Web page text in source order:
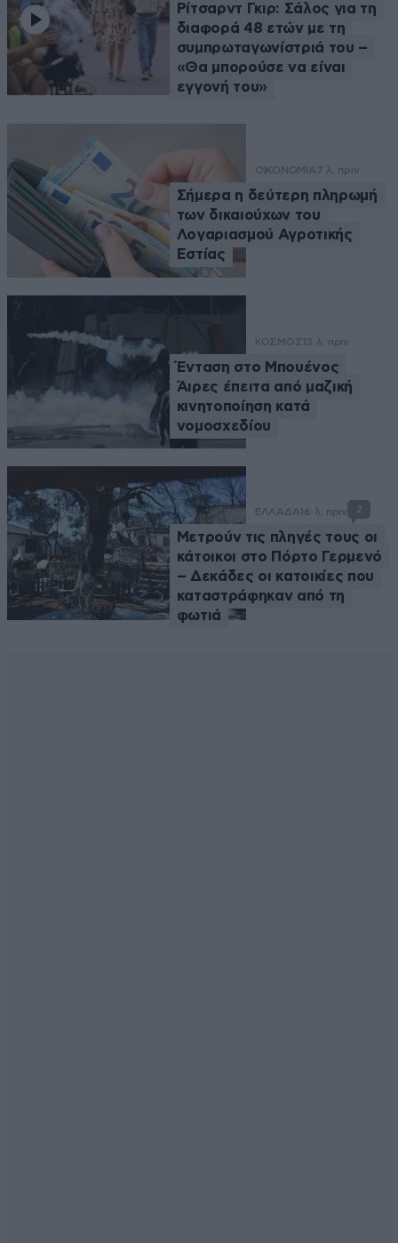
Ρίτσαρντ Γκιρ: Σάλος για τη
διαφορά 48 ετών με τη
συμπρωταγωνίστριά του –
«Θα μπορούσε να είναι
εγγονή του»
ΟΙΚΟΝΟΜΙΑ7 λ. πριν
Σήμερα η δεύτερη πληρωμή
των δικαιούχων του
Λογαριασμού Αγροτικής
Εστίας
ΚΟΣΜΟΣ 13 λ. πριν
Ένταση στο Μπουένος
Άιρες έπειτα από μαζική
κινητοποίηση κατά
νομοσχεδίου
ΕΛΛΑΔΑ 16 λ. πριν 2
Μετρούν τις πληγές τους οι
κάτοικοι στο Πόρτο Γερμενό
– Δεκάδες οι κατοικίες που
καταστράφηκαν από τη
φωτιά